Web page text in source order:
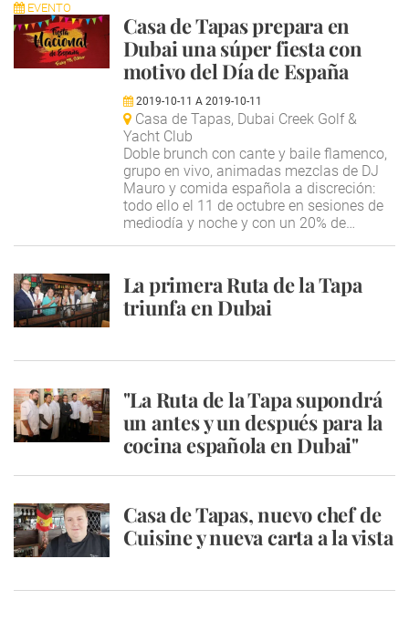
EVENTO
Casa de Tapas prepara en
Dubai una súper fiesta con
motivo del Día de España
2019-10-11 A 2019-10-11
Casa de Tapas, Dubai Creek Golf &
Yacht Club
Doble brunch con cante y baile flamenco,
grupo en vivo, animadas mezclas de DJ
Mauro y comida española a discreción:
todo ello el 11 de octubre en sesiones de
mediodía y noche y con un 20% de…
La primera Ruta de la Tapa
triunfa en Dubai
"La Ruta de la Tapa supondrá
un antes y un después para la
cocina española en Dubai"
Casa de Tapas, nuevo chef de
Cuisine y nueva carta a la vista